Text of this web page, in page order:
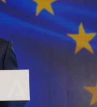
Carmen Ortiz Laynez.
asistieron Mª
del Área de
y Rosa Mª
área.